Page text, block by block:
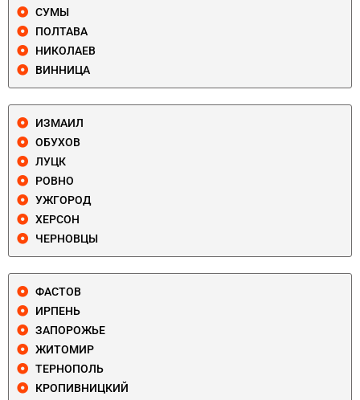
СУМЫ
ПОЛТАВА
НИКОЛАЕВ
ВИННИЦА
ИЗМАИЛ
ОБУХОВ
ЛУЦК
РОВНО
УЖГОРОД
ХЕРСОН
ЧЕРНОВЦЫ
ФАСТОВ
ИРПЕНЬ
ЗАПОРОЖЬЕ
ЖИТОМИР
ТЕРНОПОЛЬ
КРОПИВНИЦКИЙ